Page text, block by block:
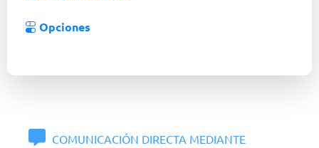
Opciones
COMUNICACIÓN DIRECTA MEDIANTE